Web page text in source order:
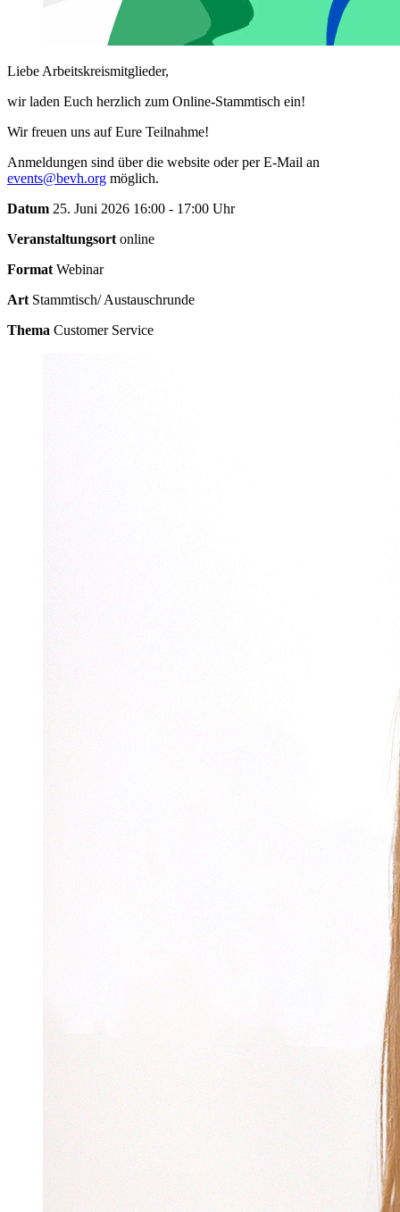
Liebe Arbeitskreismitglieder,
wir laden Euch herzlich zum Online-Stammtisch ein!
Wir freuen uns auf Eure Teilnahme!
Anmeldungen sind über die website oder per E-Mail an
events@bevh.org möglich.
Datum 25. Juni 2026 16:00 - 17:00 Uhr
Veranstaltungsort online
Format Webinar
Art Stammtisch/ Austauschrunde
Thema Customer Service